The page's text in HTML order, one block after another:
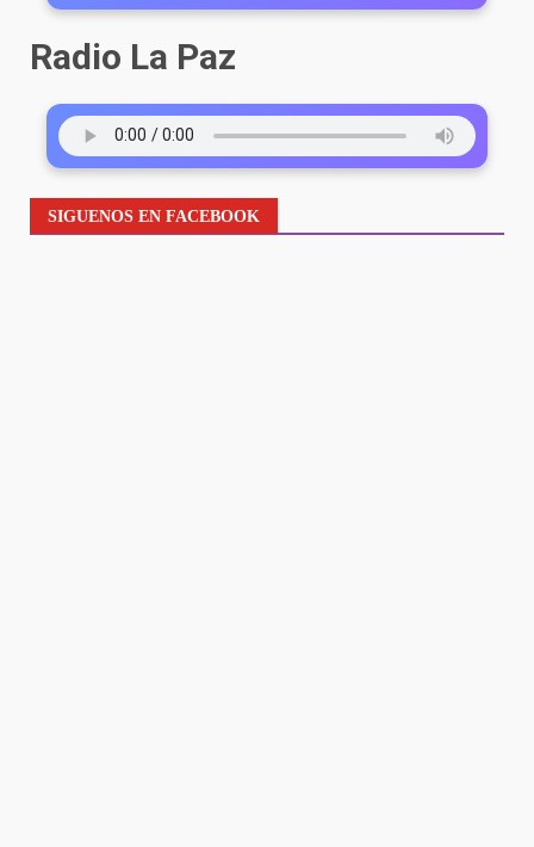
Radio La Paz
SIGUENOS EN FACEBOOK